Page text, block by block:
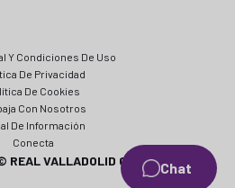
Chat
Y Condiciones De Uso
De Privacidad
De Cookies
Con Nosotros
De Información
Conecta
REAL VALLADOLID CF 2024